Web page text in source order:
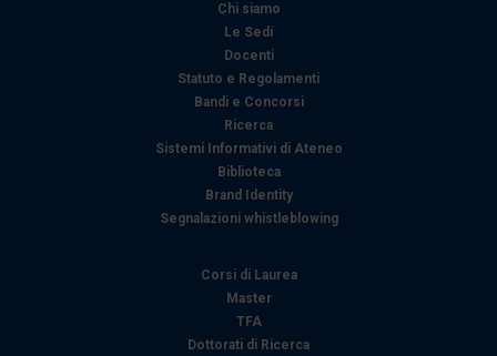
Chi siamo
Le Sedi
Docenti
Statuto e Regolamenti
Bandi e Concorsi
Ricerca
Sistemi Informativi di Ateneo
Biblioteca
Brand Identity
Segnalazioni whistleblowing
Corsi di Laurea
Master
TFA
Dottorati di Ricerca